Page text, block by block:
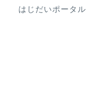
はじだいポータル